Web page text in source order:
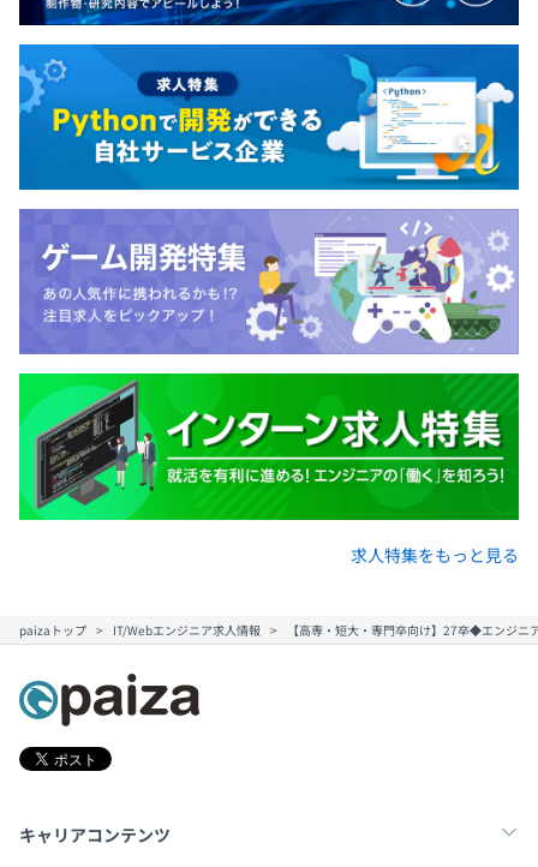
■キャリアコンサルティング
エンジニアが「目指す方向性」や「身に付けたいスキルや
キャリア」を設定し、半年後に向けて何を学ぶことが適切
であり、どんな社内の研修講座を受講すべきか、資格取得
支援制度の活用についてなどをアドバイスしています。
前年度の月平均所定外労働時間の実績
9.2時間
前年度の有給休暇の平均取得日数
13.1日
前事業年度の育児休業取得者数／出産者数
男性26人/62人
女性25人/26人
求人特集をもっと見る
paizaトップ IT/Webエンジニア求人情報 【高専・短大・専門卒向け】27卒◆エンジニ
キャリアコンテンツ